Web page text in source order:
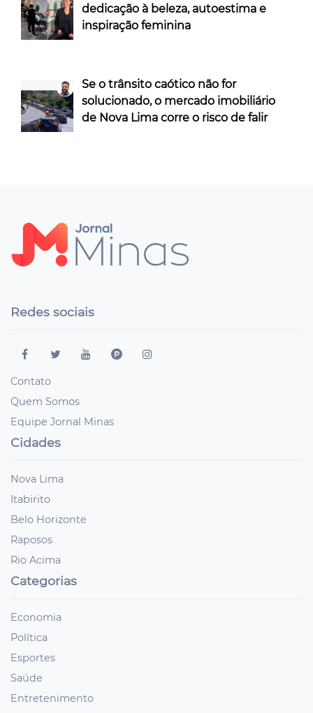
dedicação à beleza, autoestima e
inspiração feminina
Se o trânsito caótico não for
solucionado, o mercado imobiliário
de Nova Lima corre o risco de falir
Redes sociais
Contato
Quem Somos
Equipe Jornal Minas
Cidades
Nova Lima
Itabirito
Belo Horizonte
Raposos
Rio Acima
Categorias
Economia
Política
Esportes
Saúde
Entretenimento